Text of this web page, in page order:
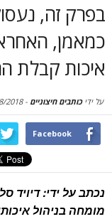
בפרק זה,
כמאמן,
איכות קבלת
על ידיכותבים חיצוניים -
2018
Facebook
נכתב על ידי: דיויד
מומחה בניהול